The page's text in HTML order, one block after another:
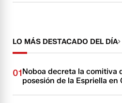
LO MÁS DESTACADO DEL DÍA
01Noboa decreta la comitiva
posesión de la Espriella en